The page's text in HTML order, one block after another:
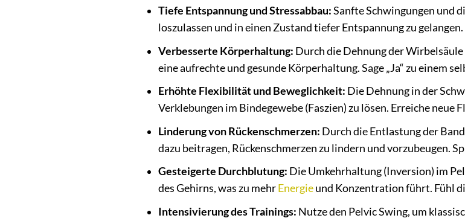
Tiefe Entspannung und Stressabbau:Sanfte Schwingungen und
loszulassen und in einen Zustand tiefer Entspannung zu
Verbesserte Körperhaltung: Durch die Dehnung der
eine aufrechte und gesunde Körperhaltung. Sage „Ja“ zu einem
Erhöhte Flexibilität und Beweglichkeit: Die Dehnung in der
Verklebungen im Bindegewebe (Faszien) zu lösen. Erreiche
Linderung von Rückenschmerzen: Durch die Entlastung der
dazu beitragen, Rückenschmerzen zu lindern und vorzubeugen.
Gesteigerte Durchblutung: Die Umkehrhaltung (Inversion) im
des Gehirns, was zu mehrEnergieund Konzentration führt. Fühl
Intensivierung des Trainings: Nutze den Pelvic Swing, um